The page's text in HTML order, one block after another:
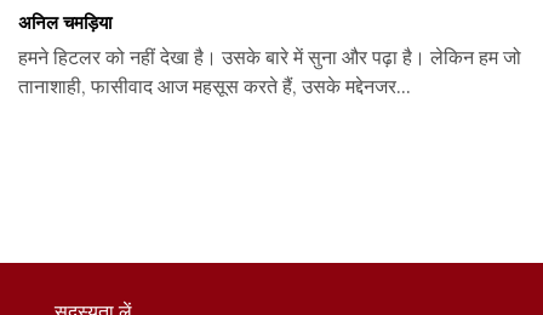
अनिल चमड़िया
हमने हिटलर को नहीं देखा है। उसके बारे में सुना और पढ़ा है। लेकिन हम जो
तानाशाही, फासीवाद आज महसूस करते हैं, उसके मद्देनजर...